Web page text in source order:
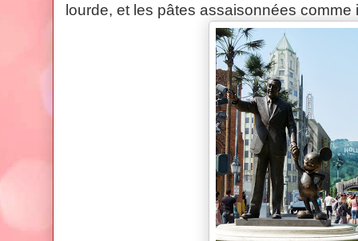
lourde, et les pâtes assaisonnées comme